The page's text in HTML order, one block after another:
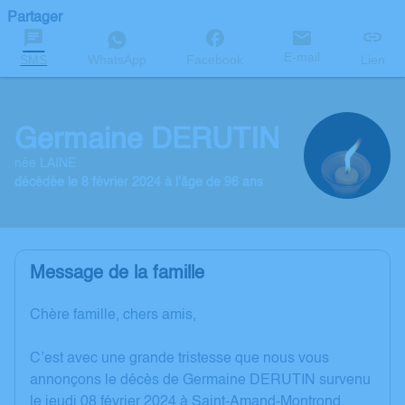
Partager
SMS WhatsApp Facebook E-mail Lien
Germaine DERUTIN
née LAINE
décédée le 8 février 2024 à l'âge de 96 ans
Message de la famille
Chère famille, chers amis,
C’est avec une grande tristesse que nous vous
annonçons le décès de Germaine DERUTIN survenu